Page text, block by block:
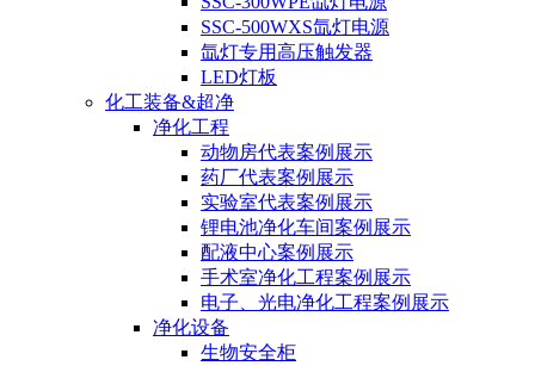
SSC-500WXS氙灯电源
氙灯专用高压触发器
LED灯板
化工装备&超净
净化工程
动物房代表案例展示
药厂代表案例展示
实验室代表案例展示
锂电池净化车间案例展示
配液中心案例展示
手术室净化工程案例展示
电子、光电净化工程案例展示
净化设备
生物安全柜